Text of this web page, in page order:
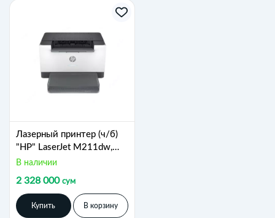
Лазерный принтер (ч/б)
"HP" LaserJet M211dw,
USB 2.0, Wi-Fi, Ethernet
В наличии
2 328 000 сум
Купить В корзину